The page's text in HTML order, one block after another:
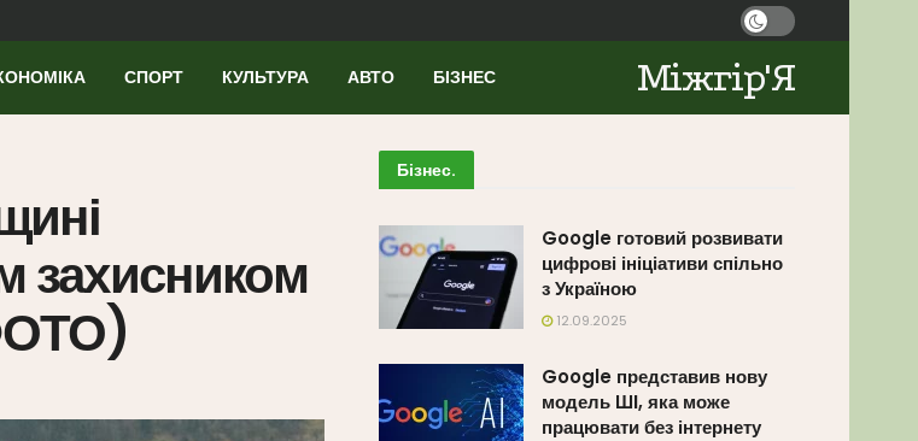
СПОРТ КУЛЬТУРА АВТО БІЗНЕС Міжгір'Я
захисником
Бізнес.
Google готовий розвивати
цифрові ініціативи спільно
з Україною
12.09.2025
Google представив нову
модель ШІ, яка може
працювати без інтернету